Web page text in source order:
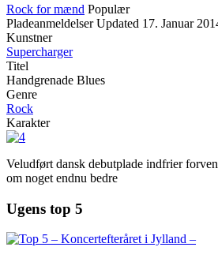
Rock for mænd Populær
Pladeanmeldelser Updated 17. Januar
Kunstner
Supercharger
Titel
Handgrenade Blues
Genre
Rock
Karakter
Veludført dansk debutplade indfrier
om noget endnu bedre
Ugens top 5